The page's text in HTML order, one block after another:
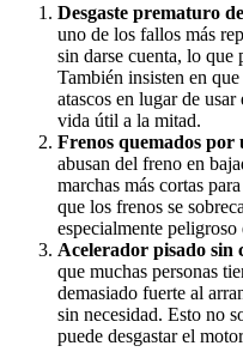
Desgaste prematuro
uno de los fallos más
sin darse cuenta, lo que
También insisten en
atascos en lugar de
vida útil a la mitad.
Frenos quemados por
abusan del freno en
marchas más cortas
que los frenos se
especialmente peligroso
Acelerador pisado sin
que muchas personas
demasiado fuerte al
sin necesidad. Esto no
puede desgastar el